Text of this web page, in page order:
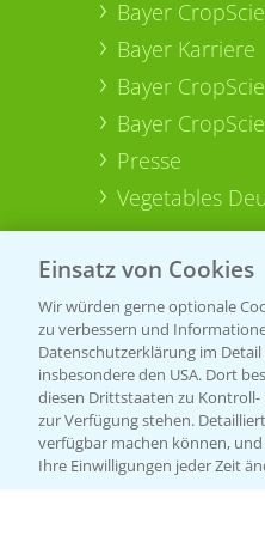
Bayer
Bayer Karriere
Bayer
Bayer
Presse
Vegetables
Einsatz von Cookies
Wir würden gerne optionale
zu verbessern und
Datenschutzerklärung im
insbesondere den USA. Dort
diesen Drittstaaten zu
zur Verfügung stehen.
verfügbar machen können,
Ihre Einwilligungen jeder Zeit